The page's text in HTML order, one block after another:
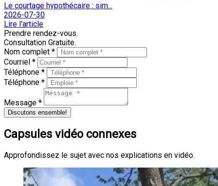
Le courtage hypothécaire : sim...
2026-07-30
Lire l'article
Prendre rendez-vous.
Consultation Gratuite.
Nom complet *
Courriel *
Téléphone *
Téléphone *
Message *
Discutons ensemble!
Capsules vidéo connexes
Approfondissez le sujet avec nos explications en vidéo.